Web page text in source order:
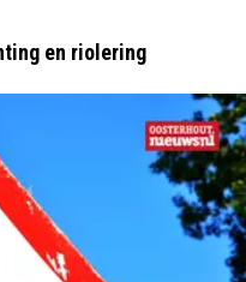
en riolering